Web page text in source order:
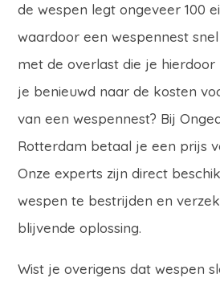
de wespen legt ongeveer 100
waardoor een wespennest
met de overlast die je
je benieuwd naar de kosten
van een wespennest? Bij
Rotterdam betaal je een prijs
Onze experts zijn direct
wespen te bestrijden en
blijvende oplossing.
Wist je overigens dat wespen